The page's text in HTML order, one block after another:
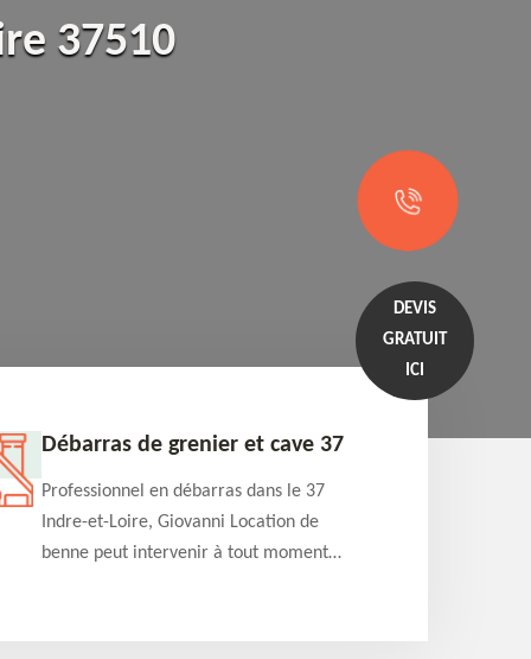
37510
DEVIS
GRATUIT
ICI
Débarras de grenier et cave 37
Professionnel en débarras dans le 37
Indre-et-Loire, Giovanni Location de
benne peut intervenir à tout moment
détaillé offert